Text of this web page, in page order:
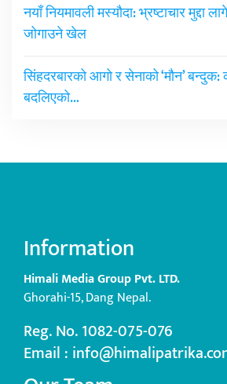
नयाँ नियमावली मस्यौदा: भ्रष्टाचार मुद्दा
जोगाउने खेल
सिंहदरबारको आगो र सेनाको ‘मौन’
बदलिएको…
Information
Himali Media Group Pvt. LTD.
Ghorahi-15, Dang Nepal.
Reg. No. 1082-075-076
Email :